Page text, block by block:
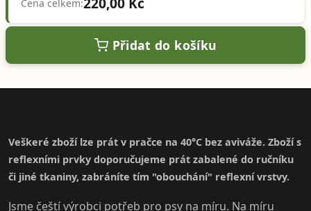
Cena celkem:
Přidat do košíku
Veškeré zboží lze prát v pračce na 40°C bez aviváže. Zboží s
reflexními prvky doporučujeme prát zabalené do ručníku
či jiné tkaniny, zabráníte tím "obouchání" reflexní vrstvy.
Jsme čeští výrobci potřeb pro psy na míru. Na míru